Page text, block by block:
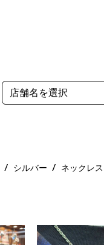
シルバー ネックレス